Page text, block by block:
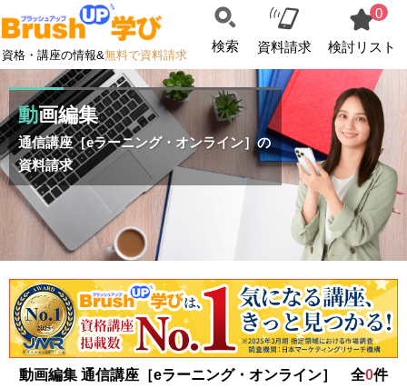
資格・講座の情報&無料で資料請求
検索 資料請求
0
検討リスト
動画編集
通信講座［eラーニング・オンライン］の
資料請求
動画編集 通信講座［eラーニング・オンライン］ 全0件